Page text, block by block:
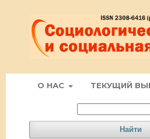
О НАС ТЕКУЩИЙ
Найти